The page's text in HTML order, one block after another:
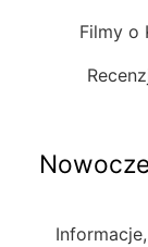
Filmy o